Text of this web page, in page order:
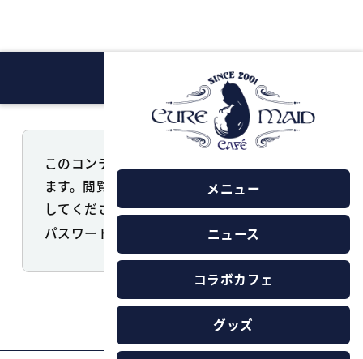
メニュー
ニュース
コラボカフェ
グッズ
このコンテンツはパスワードで保護されてい
ます。閲覧するには以下にパスワードを入力
してください。
パスワード: